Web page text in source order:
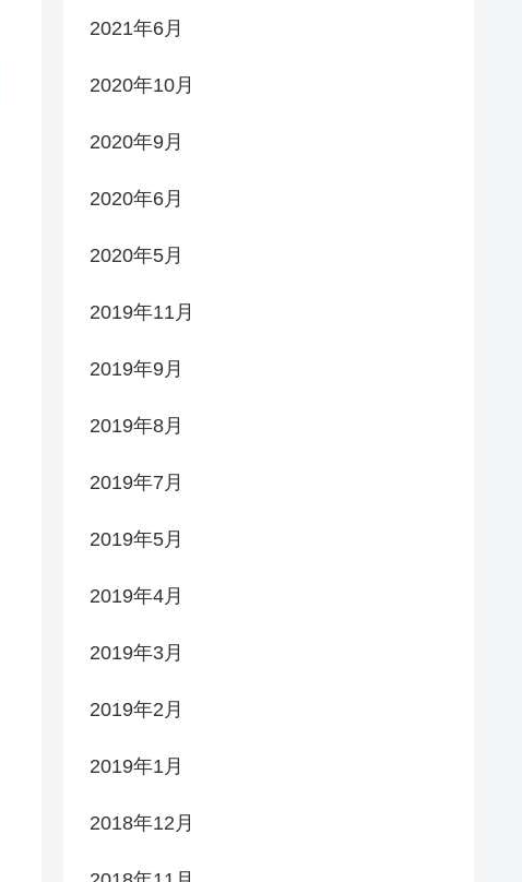
2021年6月
2020年10月
2020年9月
2020年6月
2020年5月
2019年11月
2019年9月
2019年8月
2019年7月
2019年5月
2019年4月
2019年3月
2019年2月
2019年1月
2018年12月